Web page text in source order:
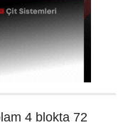
4 blokta 72